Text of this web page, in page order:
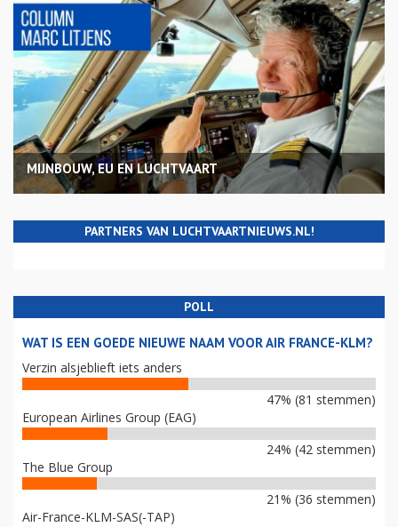
MIJNBOUW, EU EN LUCHTVAART
PARTNERS VAN LUCHTVAARTNIEUWS.NL!
POLL
WAT IS EEN GOEDE NIEUWE NAAM VOOR AIR FRANCE-KLM?
Verzin alsjeblieft iets anders
47% (81 stemmen)
European Airlines Group (EAG)
24% (42 stemmen)
The Blue Group
21% (36 stemmen)
Air-France-KLM-SAS(-TAP)